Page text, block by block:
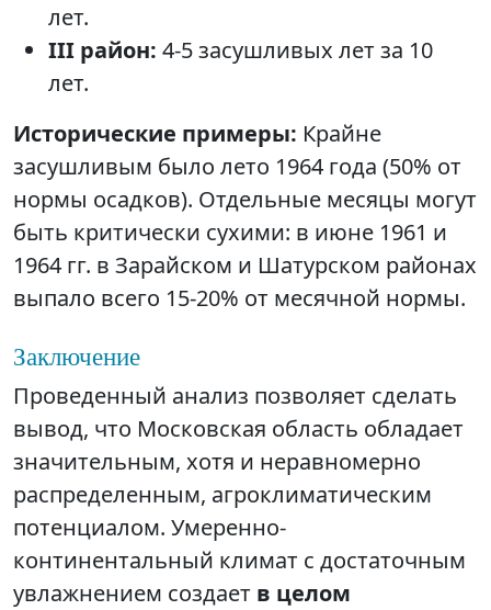
лет.
III район: 4-5 засушливых лет за 10
лет.
Исторические примеры: Крайне
засушливым было лето 1964 года (50% от
нормы осадков). Отдельные месяцы могут
быть критически сухими: в июне 1961 и
1964 гг. в Зарайском и Шатурском районах
выпало всего 15-20% от месячной нормы.
Заключение
Проведенный анализ позволяет сделать
вывод, что Московская область обладает
значительным, хотя и неравномерно
распределенным, агроклиматическим
потенциалом. Умеренно-
континентальный климат с достаточным
увлажнением создает в целом